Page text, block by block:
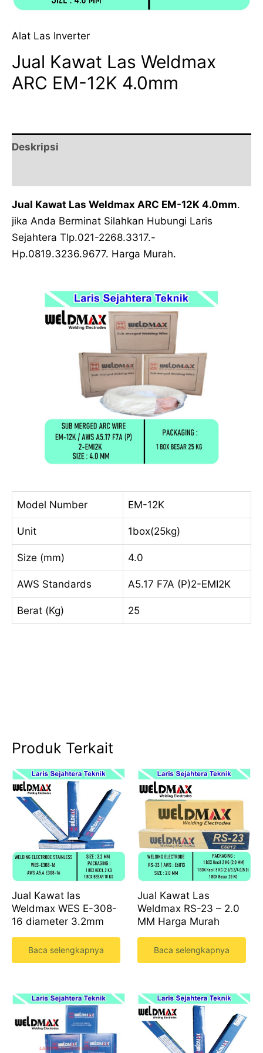
Alat Las Inverter
Jual Kawat Las Weldmax
ARC EM-12K 4.0mm
Deskripsi
Jual Kawat Las Weldmax ARC EM-12K 4.0mm.
jika Anda Berminat Silahkan Hubungi Laris
Sejahtera Tlp.021-2268.3317.-
Hp.0819.3236.9677. Harga Murah.
Model Number EM-12K
Unit 1box(25kg)
Size (mm) 4.0
AWS Standards A5.17 F7A (P)2-EMI2K
Berat (Kg) 25
Produk Terkait
Jual Kawat las
Weldmax WES E-308-
16 diameter 3.2mm
Baca selengkapnya
Jual Kawat Las
Weldmax RS-23 – 2.0
MM Harga Murah
Baca selengkapnya